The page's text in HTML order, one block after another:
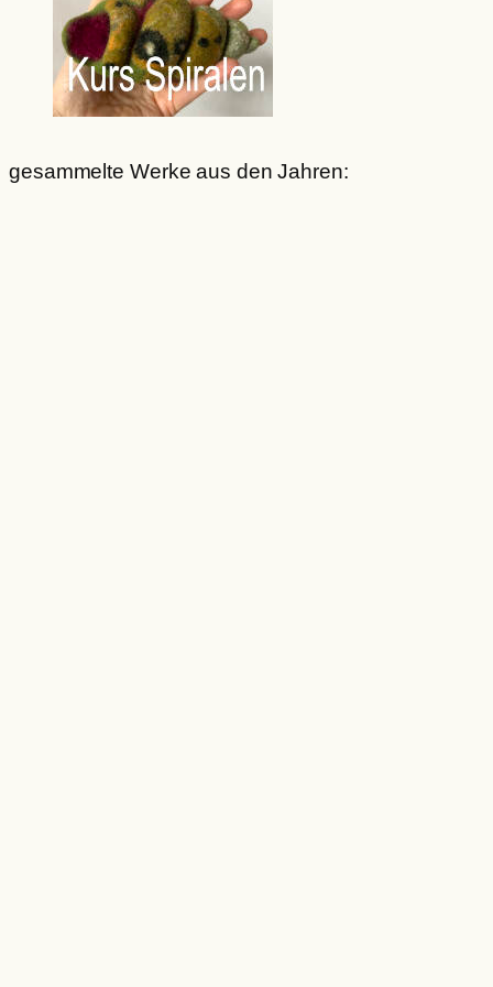
gesammelte Werke aus den Jahren: